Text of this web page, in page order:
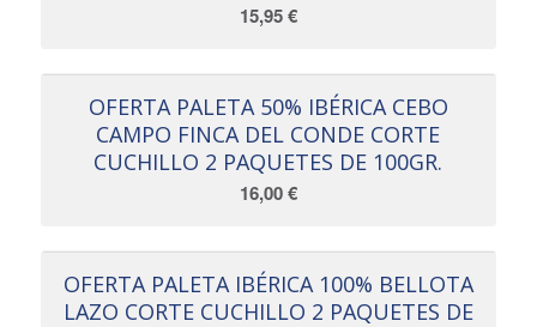
15,95€
OFERTA PALETA 50% IBÉRICA CEBO
CAMPO FINCA DEL CONDE CORTE
CUCHILLO 2 PAQUETES DE 100GR.
16,00€
OFERTA PALETA IBÉRICA 100% BELLOTA
LAZO CORTE CUCHILLO 2 PAQUETES DE